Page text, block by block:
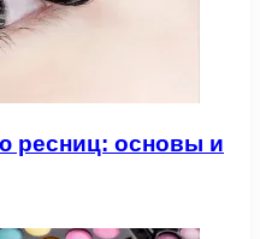
ресниц: основы и